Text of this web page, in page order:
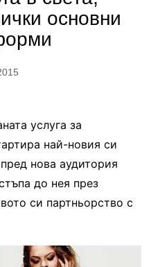
основни
услуга за
най-новия си
нова аудитория
до нея през
си партньорство с